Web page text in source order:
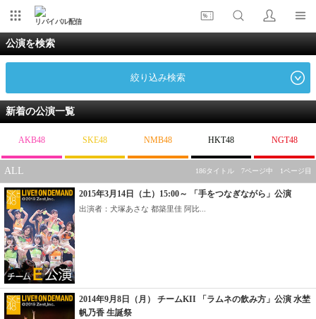
リバイバル配信
公演を検索
絞り込み検索
新着の公演一覧
AKB48 SKE48 NMB48 HKT48 NGT48
ALL 186タイトル 7ページ中 1ページ目
2015年3月14日（土）15:00～ 「手をつなぎながら」公演
出演者：犬塚あさな 都築里佳 阿比...
2014年9月8日（月） チームKII 「ラムネの飲み方」公演 水埜
帆乃香 生誕祭